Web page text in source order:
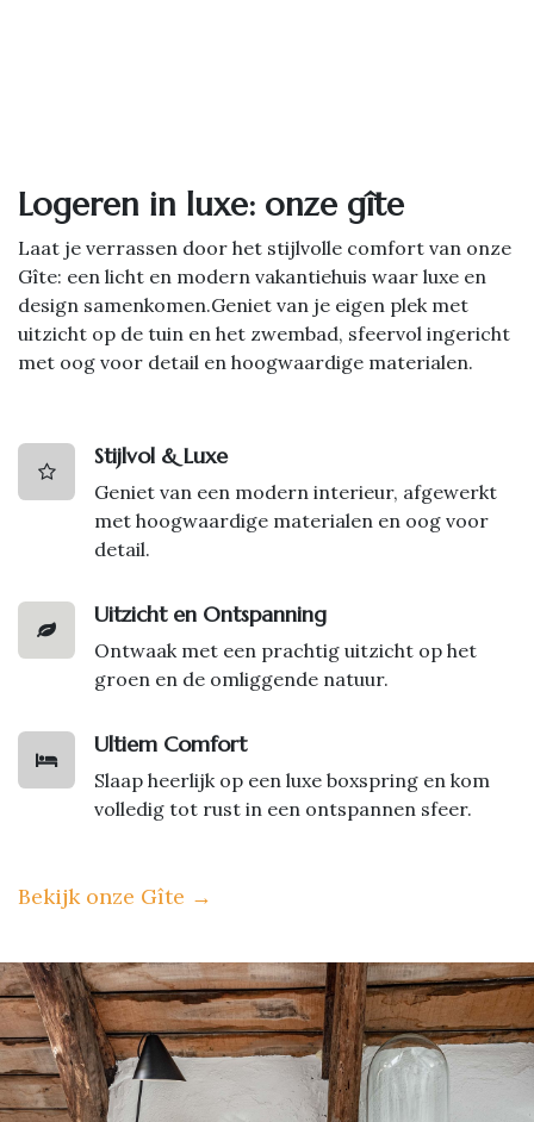
Logeren in luxe: onze gîte
Laat je verrassen door het stijlvolle comfort van onze
Gîte: een licht en modern vakantiehuis waar luxe en
design samenkomen.Geniet van je eigen plek met
uitzicht op de tuin en het zwembad, sfeervol ingericht
met oog voor detail en hoogwaardige materialen.
Stijlvol & Luxe
Geniet van een modern interieur, afgewerkt
met hoogwaardige materialen en oog voor
detail.
Uitzicht en Ontspanning
Ontwaak met een prachtig uitzicht op het
groen en de omliggende natuur.
Ultiem Comfort
Slaap heerlijk op een luxe boxspring en kom
volledig tot rust in een ontspannen sfeer.
Bekijk onze Gîte →